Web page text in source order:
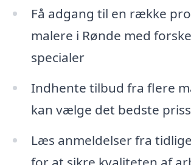
Få adgang til en række
malere i Rønde med
specialer
Indhente tilbud fra flere
kan vælge det bedste
Læs anmeldelser fra